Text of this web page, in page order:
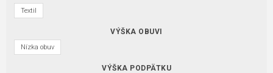
Textil
VÝŠKA OBUVI
Nízka obuv
VÝŠKA PODPÄTKU